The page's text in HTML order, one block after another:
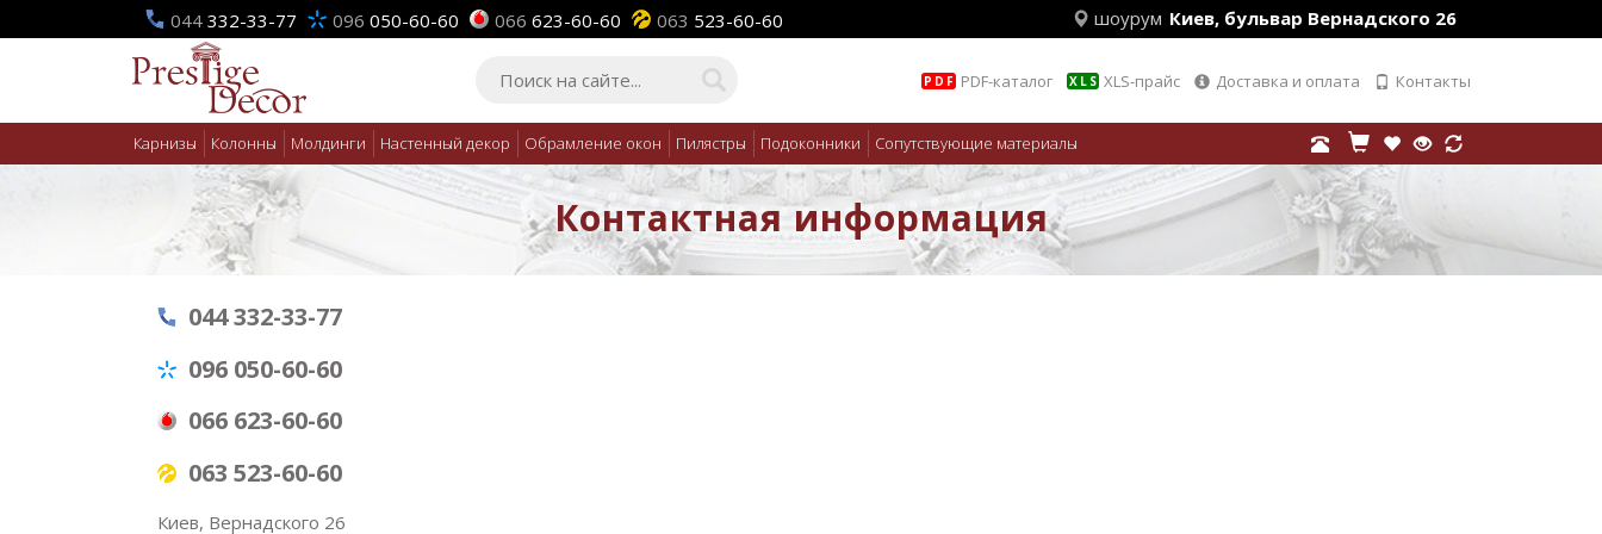
044 332-33-77 096 050-60-60 066 623-60-60 063 523-60-60 шоурум Киев, бульвар Вернадского 26
PDF PDF-каталог XLS XLS-прайс Доставка и оплата Контакты
Карнизы Колонны Молдинги Настенный декор Обрамление окон Пилястры Подоконники Сопутствующие материалы
Контактная информация
044 332-33-77
096 050-60-60
066 623-60-60
063 523-60-60
Киев, Вернадского 26